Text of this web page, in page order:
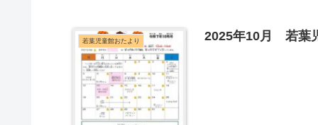
若葉児童館おたより 2025年10月 若葉